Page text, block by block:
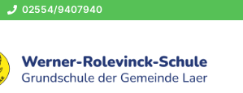
02554/9407940